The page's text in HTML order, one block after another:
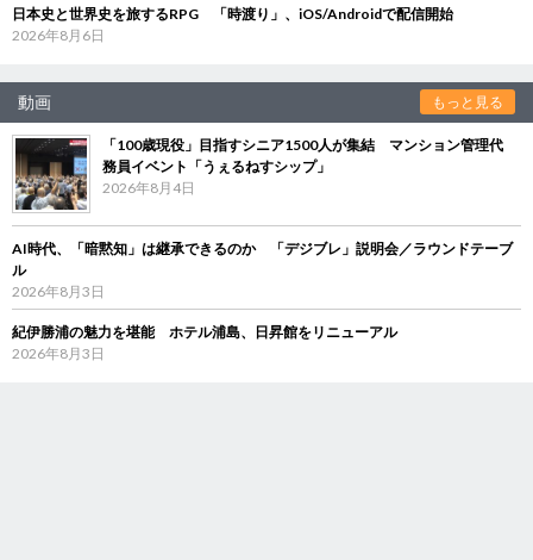
日本史と世界史を旅するRPG 「時渡り」、iOS/Androidで配信開始
2026年8月6日
動画 もっと見る
「100歳現役」目指すシニア1500人が集結 マンション管理代
務員イベント「うぇるねすシップ」
2026年8月4日
AI時代、「暗黙知」は継承できるのか 「デジブレ」説明会／ラウンドテーブ
ル
2026年8月3日
紀伊勝浦の魅力を堪能 ホテル浦島、日昇館をリニューアル
2026年8月3日